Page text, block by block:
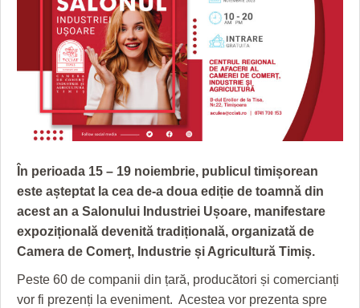
FOTBAL JUDETEAN
ALTE SPORTURI
DOSARELE DEBANAT
ETICA LUCIDITĂȚII ASISTATE
JURNAL DE CAMPANIE
ZÂMBETE AMARE
GRĂDINA TAICII DOMNULUI
ZIARISTU’ DE TERASĂ
CU OIŞTEA-N KIERKEGAARD
FINANŢĂRI DE LA A LA Z
PE SURSE
TIMP LIBER ȘI CULTURĂ
TIMP LIBER
ULTRAMARIN VA RECOMANDA
CULTURA
CRONICĂ DE FILM
UNDE MERGEM
FILME DOCUMENTARE
JOCURI ONLINE
ECONOMIC
AFACERI
SĂNĂTATE
MAI MULTE
ACCIDENTE
ANUNŢURI
INFO SI UTILE
INVATAMANT
În perioada 15 – 19 noiembrie, publicul timișorean
este așteptat la cea de-a doua ediție de toamnă din
acest an a Salonului Industriei Ușoare, manifestare
expozițională devenită tradițională, organizată de
Camera de Comerț, Industrie și Agricultură Timiș.
Peste 60 de companii din țară, producători și comercianți
vor fi prezenți la eveniment. Acestea vor prezenta spre